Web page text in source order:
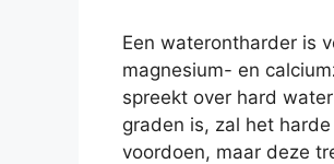
Een waterontharder is
magnesium- en
spreekt over hard
graden is, zal het
voordoen, maar deze